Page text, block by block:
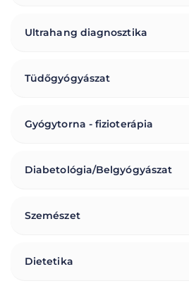
Ultrahang diagnosztika
Tüdőgyógyászat
Gyógytorna - fizioterápia
Diabetológia/Belgyógyászat
Szemészet
Dietetika